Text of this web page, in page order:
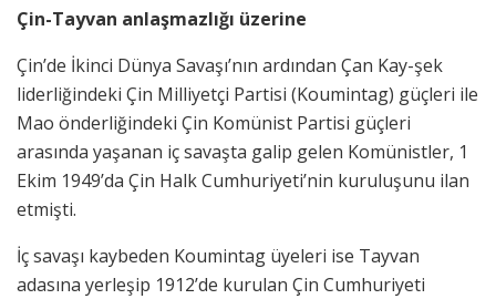
Çin-Tayvan anlaşmazlığı üzerine
Çin’de İkinci Dünya Savaşı’nın ardından Çan Kay-şek
liderliğindeki Çin Milliyetçi Partisi (Koumintag) güçleri ile
Mao önderliğindeki Çin Komünist Partisi güçleri
arasında yaşanan iç savaşta galip gelen Komünistler, 1
Ekim 1949’da Çin Halk Cumhuriyeti’nin kuruluşunu ilan
etmişti.
İç savaşı kaybeden Koumintag üyeleri ise Tayvan
adasına yerleşip 1912’de kurulan Çin Cumhuriyeti